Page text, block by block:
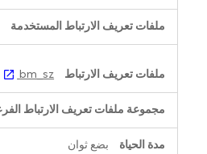
bm_sz
بضع ثوان